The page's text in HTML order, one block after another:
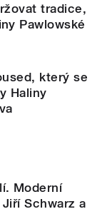
tradice,
Pawlowské
který se
Haliny
Moderní
Schwarz a